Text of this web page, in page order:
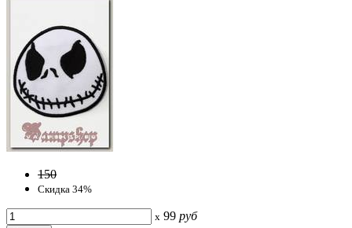
150
Скидка 34%
x 99 руб